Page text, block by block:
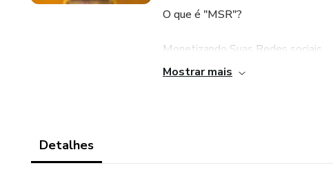
O que é "MSR"?
Monetizando Suas Redes sociais
Mostrar mais
Detalhes